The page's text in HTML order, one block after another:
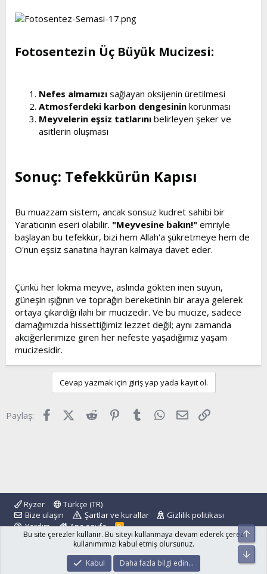
Fotosentezin Üç Büyük Mucizesi:​
Nefes almamızı sağlayan oksijenin üretilmesi
Atmosferdeki karbon dengesinin korunması
Meyvelerin eşsiz tatlarını belirleyen şeker ve
asitlerin oluşması
Sonuç: Tefekkürün Kapısı​
Bu muazzam sistem, ancak sonsuz kudret sahibi bir
Yaratıcının eseri olabilir. "Meyvesine bakın!" emriyle
başlayan bu tefekkür, bizi hem Allah'a şükretmeye hem de
O'nun eşsiz sanatına hayran kalmaya davet eder.
Çünkü her lokma meyve, aslında gökten inen suyun,
güneşin ışığının ve toprağın bereketinin bir araya gelerek
ortaya çıkardığı ilahi bir mucizedir. Ve bu mucize, sadece
damağımızda hissettiğimiz lezzet değil; aynı zamanda
akciğerlerimize giren her nefeste yaşadığımız yaşam
mucizesidir.
Cevap yazmak için giriş yap yada kayıt ol.
Paylaş: FacebookX (Twitter)
Reddit Pinterest
Tumblr WhatsApp
E-posta
Ryzer
Türkçe (TR)
Bize ulaşın
Şartlar ve kurallar
Gizlilik politikası
Yardım
Ana sayfa
R
S
S
Community platform by XenForo ® © 2010-2024 XenForo Ltd.
© 2001 - 2024
Bu site çerezler kullanır. Bu siteyi kullanmaya devam ederek çerez
kullanımımızı kabul etmiş olursunuz.
Kabul
Daha fazla bilgi edin…
Üst
Alt